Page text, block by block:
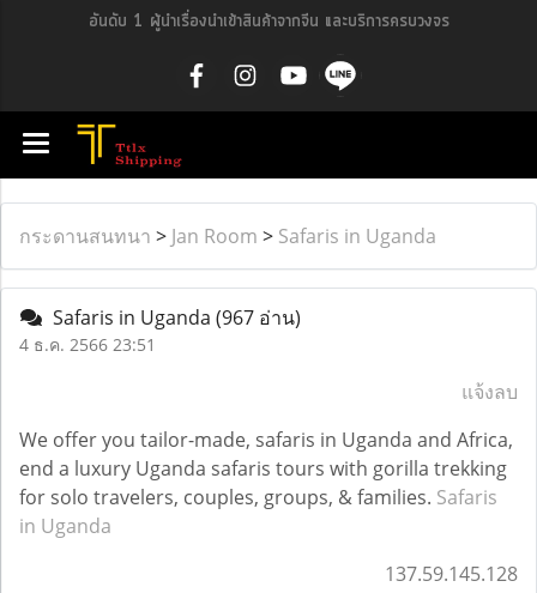
อันดับ 1 ผู้นำเรื่องนำเข้าสินค้าจากจีน และบริการครบวงจร
กระดานสนทนา > Jan Room > Safaris in Uganda
Safaris in Uganda (967 อ่าน)
4 ธ.ค. 2566 23:51
แจ้งลบ
We offer you tailor-made, safaris in Uganda and Africa,
end a luxury Uganda safaris tours with gorilla trekking
for solo travelers, couples, groups, & families. Safaris
in Uganda
137.59.145.128